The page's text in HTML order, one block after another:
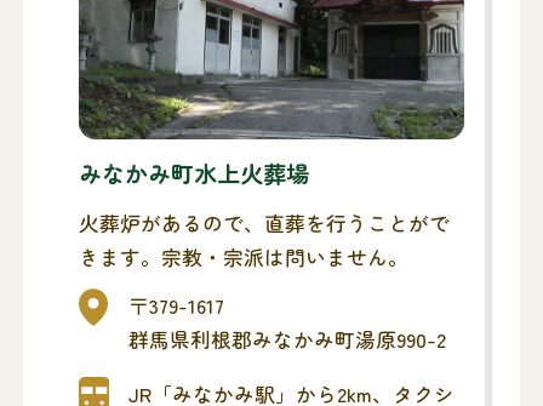
みなかみ町水上火葬場
火葬炉があるので、直葬を行うことがで
きます。宗教・宗派は問いません。
〒379-1617
群馬県利根郡みなかみ町湯原990-2
JR「みなかみ駅」から2km、タクシ